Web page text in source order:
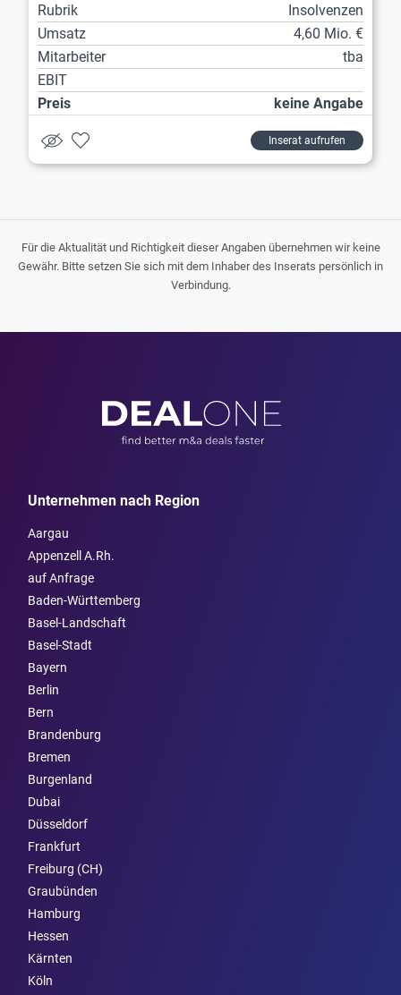
Rubrik
Insolvenzen
Umsatz
4,60 Mio. €
Mitarbeiter
tba
EBIT
Preis
keine Angabe
Inserat aufrufen
Für die Aktualität und Richtigkeit dieser Angaben übernehmen wir keine
Gewähr. Bitte setzen Sie sich mit dem Inhaber des Inserats persönlich in
Verbindung.
Unternehmen nach Region
Aargau
Appenzell A.Rh.
auf Anfrage
Baden-Württemberg
Basel-Landschaft
Basel-Stadt
Bayern
Berlin
Bern
Brandenburg
Bremen
Burgen­land
Dubai
Düsseldorf
Frankfurt
Freiburg (CH)
Graubünden
Hamburg
Hessen
Kärnten
Köln